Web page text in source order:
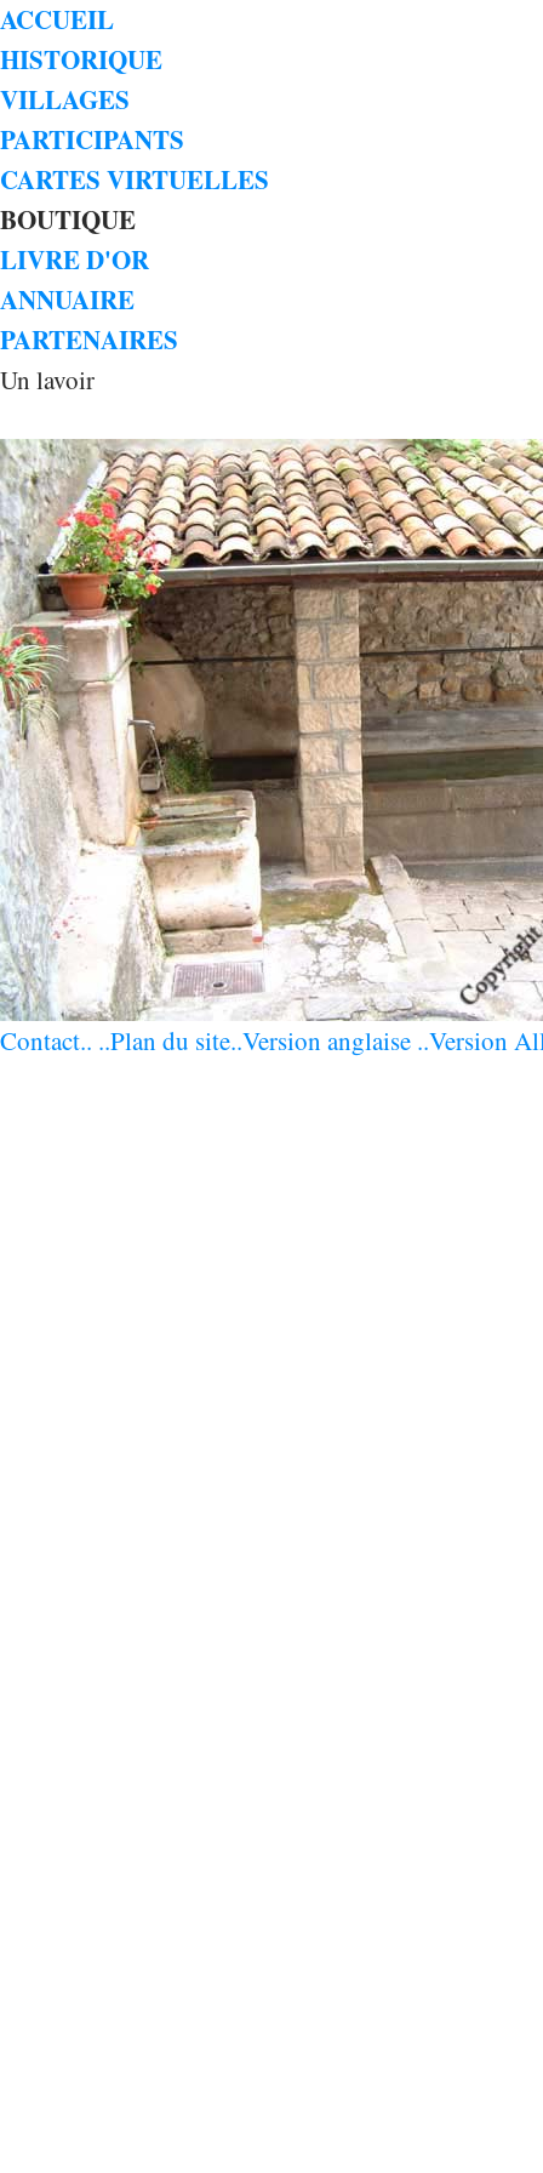
ACCUEIL
HISTORIQUE
VILLAGES
PARTICIPANTS
CARTES VIRTUELLES
BOUTIQUE
LIVRE D'OR
ANNUAIRE
PARTENAIRES
Un lavoir
Contact.. ..Plan du site..Version anglaise ..Version